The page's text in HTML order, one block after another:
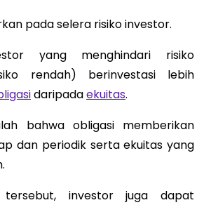
pada selera risiko investor.
yang menghindari risiko
rendah) berinvestasi lebih
daripadaekuitas.
bahwa obligasi memberikan
dan periodik serta ekuitas yang
tersebut, investor juga dapat